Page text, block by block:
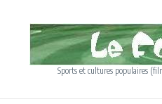
Sports et cultures populaires